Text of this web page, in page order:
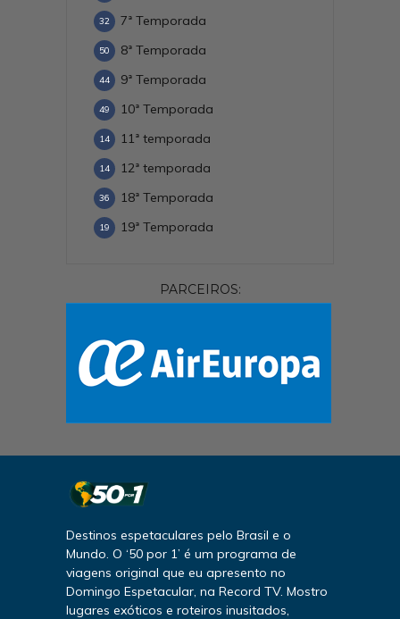
7ª Temporada
32
8ª Temporada
50
9ª Temporada
44
10ª Temporada
49
11ª temporada
14
12ª temporada
14
18ª Temporada
36
19ª Temporada
19
PARCEIROS:
Destinos espetaculares pelo Brasil e o
Mundo. O ‘50 por 1’ é um programa de
viagens original que eu apresento no
Domingo Espetacular, na Record TV. Mostro
lugares exóticos e roteiros inusitados,